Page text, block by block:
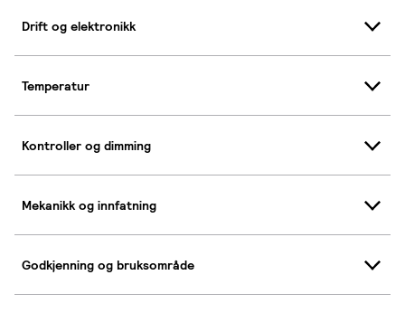
Drift og elektronikk
Temperatur
Kontroller og dimming
Mekanikk og innfatning
Godkjenning og bruksområde